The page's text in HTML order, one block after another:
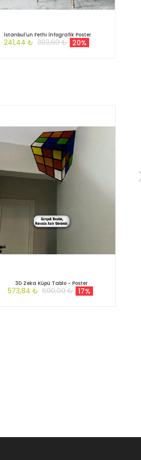
İstanbul'un Fethi İnfografik Poster
241,44 ₺ 303,60 ₺ 20%
3D Zeka Küpü Tablo - Poster
573,84 ₺ 690,00 ₺ 17%